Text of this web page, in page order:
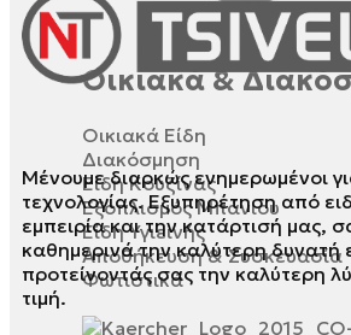
Οικιακά &
Οικιακά Είδη
Διακόσμηση
Είδη Κουζίνας
Εξοπλισμός Μπάνιου
Είδη Υγιεινής
Αποθήκευση & Συσκευασία
Φωτιστικά
Μένουμε διαρκώς ενημερωμένοι
τεχνολογίας. Εξυπηρέτηση από
εμπειρία και την κατάρτισή μας,
καθημερινά την καλύτερη δυνατή
προτείνοντάς σας την καλύτερη
τιμή.